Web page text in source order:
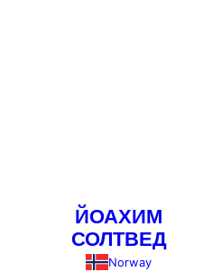
ЙОАХИМ
СОЛТВЕД
Norway